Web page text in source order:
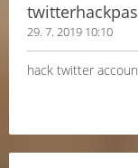
29. 7. 2019 10:10
hack twitter